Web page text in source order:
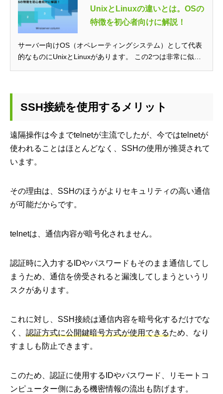
UnixとLinuxの違いとは。OSの
特徴を初心者向けに解説！
サーバー向けOS（オペレーティングシステム）として代表
的なものにUnixとLinuxがあります。 この2つは非常に似て
SSH接続を使用するメリット
遠隔操作は今までtelnetが主流でしたが、今ではtelnetが
使われることはほとんどなく、SSHの使用が推奨されて
います。
その理由は、SSHのほうがよりセキュリティの高い通信
が可能だからです。
telnetは、通信内容が暗号化されません。
認証時に入力するIDやパスワードもそのまま通信してし
まうため、通信を傍受されると漏洩してしまうというリ
スクがあります。
これに対し、SSH接続は通信内容を暗号化するだけでな
く、 認証方式に公開鍵暗号方式が使用できるため、なり
すましも防止できます。
このため、認証に使用するIDやパスワード、リモートコ
ンピューター側にある機密情報の流出も防げます。